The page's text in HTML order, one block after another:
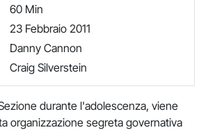
60 Min
23 Febbraio 2011
Danny Cannon
Craig Silverstein
durante l'adolescenza, viene
organizzazione segreta governativa